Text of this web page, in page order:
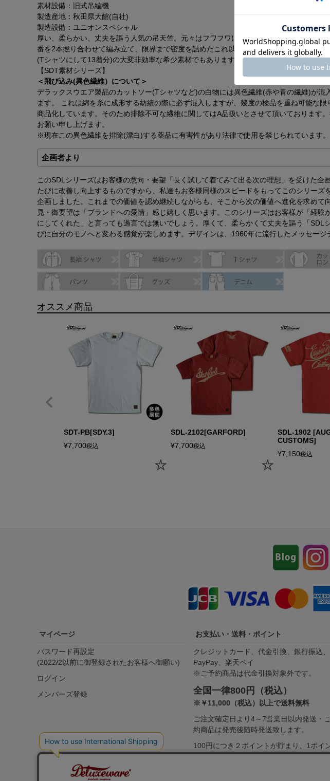
素材設備：旧式吊編機
製造産地：秋田県大館(自社)
製造設備：ユニオンスペシャル
厚い、柔らかい、丈夫を謳う人気の吊天竺。元々はフワフワに編立てる和歌山の旧式吊編
番を2本撚り合わせて編み立て、限界まで密度を詰めたこれ以上無い特殊素材です。1日に
(Tシャツにして13着分)の大変非効率な希少素材でもあります。
【SDT素材シリーズ】
＜飛び込み(異色繊維）について＞
デラックスウエア製品のカットソー(Tシャツなど)の白物には異色繊維(赤や青の繊維)が混
ます。 これは綿を糸に成形する紡績の際に必ず混入しますが、幾度の検品を重ね可能な限
商品化しています。そのため排除不可な繊維に関してはA品扱いとさせて頂いております
お願い申し上げます。
※現在この異色繊維を排除(漂白)する薬品に有害性があり法律で使用を禁じられています。
企画者より
このSDLシリーズはお客様の意向・要望「長く試して着てみて出る次の理想」を受けた企
たびに改善し向上するものですから、私達もお客様同様のスピードをもってこのシリーズ
企画しました。これまでの価値を認め継続しながらも、そこから次の価値へ進化を求めて
見・御要望は「ブランドへの愛情」感じ嬉しく思います。このシリーズはお客様が「経験
にしてくれた」と言っても過言では無いでしょう。厚くて、柔らかくて丈夫を謳う「SDL
びに自分のモノへと変わる感覚が楽しめます。デザインは、1960年に流行したメッセージ
サイズ
40.5cm
59.5cm 45.0cm
62.0cm 48.0cm
43.5cm
オススメ商品
SDT-PB[SDY.3]
¥7,700税込
SDL-2102[GARFORD]
¥7,700税込
SDL-1902
CUSTOMS]
¥7,150税込
マイページ
パスワード再設定
(2022/2以前に御登録されたお客様へ御願い)
ログイン
メンバーズ登録
お支払い・送料・ポイント
クレジットカード、代金引換、銀行振込、
PayPay、楽天ペイ
※ご予約商品は代金引換対象外です。
全国一律800円（税込）
※￥11,000（税込）以上で送料無料
ご注文確定日より4～7営業日以内発送・
約商品は発売後随時発送致します。
100円につき２ポイントが貯まり、1ポイ
＝1円としてお買い物に御利用頂けます。